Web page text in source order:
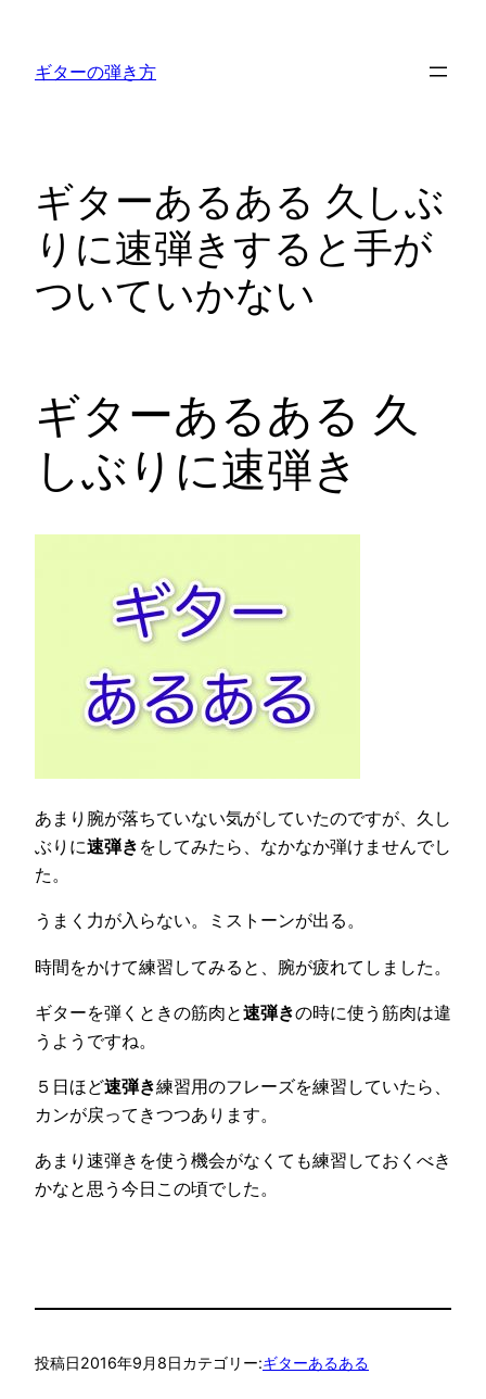
ギターの弾き方
ギターあるある 久しぶ
りに速弾きすると手が
ついていかない
ギターあるある 久
しぶりに速弾き
あまり腕が落ちていない気がしていたのですが、久し
ぶりに速弾き をしてみたら、なかなか弾けませんでし
た。
うまく力が入らない。ミストーンが出る。
時間をかけて練習してみると、腕が疲れてしました。
ギターを弾くときの筋肉と速弾きの時に使う筋肉は違
うようですね。
５日ほど速弾き練習用のフレーズを練習していたら、
カンが戻ってきつつあります。
あまり速弾きを使う機会がなくても練習しておくべき
かなと思う今日この頃でした。
投稿日2016年9月8日カテゴリー:ギターあるある